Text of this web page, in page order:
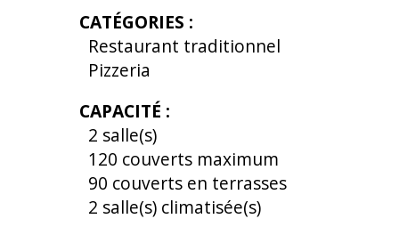
CATÉGORIES :
Restaurant traditionnel
Pizzeria
CAPACITÉ :
2 salle(s)
120 couverts maximum
90 couverts en terrasses
2 salle(s) climatisée(s)